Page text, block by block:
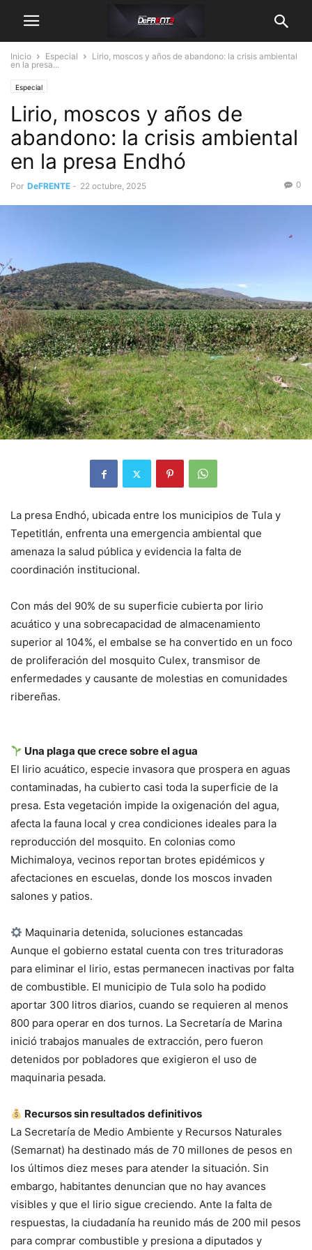
Inicio Especial
Lirio, moscos y años de abandono: la crisis ambiental
en la presa...
Especial
Lirio, moscos y años de
abandono: la crisis ambiental
en la presa Endhó
Por DeFRENTE - 22 octubre, 2025 0
La presa Endhó, ubicada entre los municipios de Tula y
Tepetitlán, enfrenta una emergencia ambiental que
amenaza la salud pública y evidencia la falta de
coordinación institucional.
Con más del 90% de su superficie cubierta por lirio
acuático y una sobrecapacidad de almacenamiento
superior al 104%, el embalse se ha convertido en un foco
de proliferación del mosquito Culex, transmisor de
enfermedades y causante de molestias en comunidades
ribereñas.
Una plaga que crece sobre el agua
El lirio acuático, especie invasora que prospera en aguas
contaminadas, ha cubierto casi toda la superficie de la
presa. Esta vegetación impide la oxigenación del agua,
afecta la fauna local y crea condiciones ideales para la
reproducción del mosquito. En colonias como
Michimaloya, vecinos reportan brotes epidémicos y
afectaciones en escuelas, donde los moscos invaden
salones y patios.
Maquinaria detenida, soluciones estancadas
Aunque el gobierno estatal cuenta con tres trituradoras
para eliminar el lirio, estas permanecen inactivas por falta
de combustible. El municipio de Tula solo ha podido
aportar 300 litros diarios, cuando se requieren al menos
800 para operar en dos turnos. La Secretaría de Marina
inició trabajos manuales de extracción, pero fueron
detenidos por pobladores que exigieron el uso de
maquinaria pesada.
Recursos sin resultados definitivos
La Secretaría de Medio Ambiente y Recursos Naturales
(Semarnat) ha destinado más de 70 millones de pesos en
los últimos diez meses para atender la situación. Sin
embargo, habitantes denuncian que no hay avances
visibles y que el lirio sigue creciendo. Ante la falta de
respuestas, la ciudadanía ha reunido más de 200 mil pesos
para comprar combustible y presiona a diputados y